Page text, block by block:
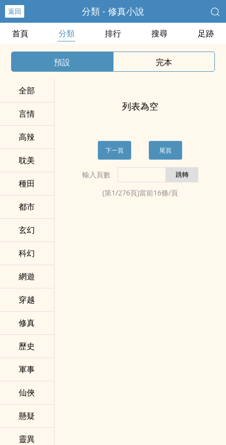
返回 分類 - 修真小說
首頁 分類 排行 搜尋 足跡
預設 完本
全部
言情
‍‎‌高‌­辣​‎
耽美
種田
都市
玄幻
科幻
網遊
穿越
修真
歷史
軍事
仙俠
懸疑
靈異
列表為空
下一頁 尾頁
輸入頁數
(第1/276頁)當前16條/頁